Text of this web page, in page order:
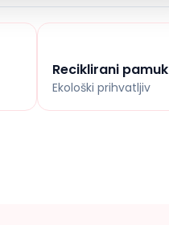
Reciklirani pamuk
Ekološki prihvatljiv